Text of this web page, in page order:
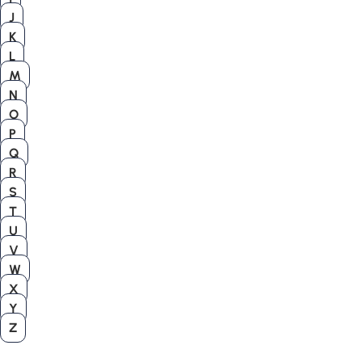
J
K
L
M
N
O
P
Q
R
S
T
U
V
W
X
Y
Z